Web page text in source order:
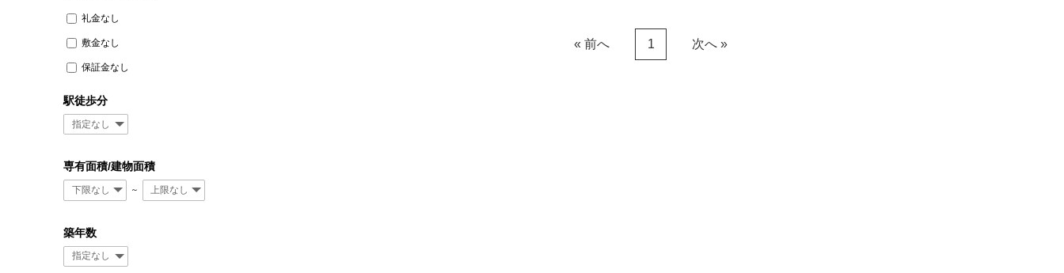
礼金なし
敷金なし
保証金なし
駅徒歩分
専有面積/建物面積
～
築年数
« 前へ 1 次へ »